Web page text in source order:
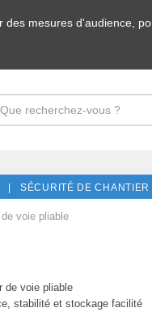
mesures d'audience,
| SÉCURITÉ DE
voie pliable
de voie pliable
stabilité et stockage facilité